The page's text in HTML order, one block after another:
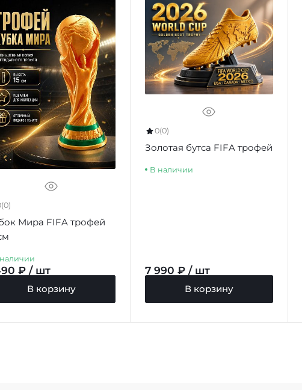
(0)
Мира FIFA трофей
₽ / шт
В корзину
0(0)
Золотая бутса FIFA трофей
В наличии
7 990 ₽ / шт
В корзину